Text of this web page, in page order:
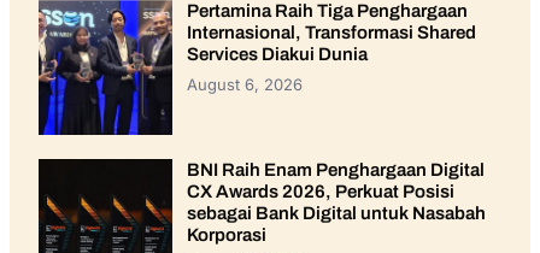
Pertamina Raih Tiga Penghargaan
Internasional, Transformasi Shared
Services Diakui Dunia
August 6, 2026
BNI Raih Enam Penghargaan Digital
CX Awards 2026, Perkuat Posisi
sebagai Bank Digital untuk Nasabah
Korporasi